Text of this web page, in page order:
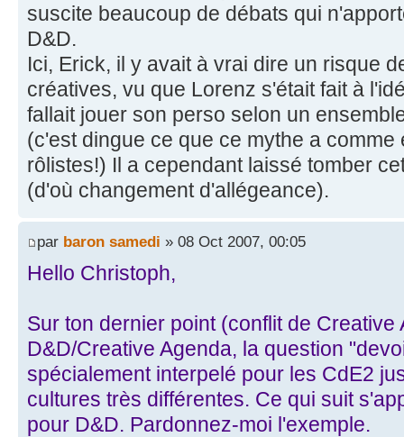
suscite beaucoup de débats qui
D&D.
Ici, Erick, il y avait à vrai dire un risque
créatives, vu que Lorenz s'était fait à
fallait jouer son perso selon un
(c'est dingue ce que ce mythe a
rôlistes!) Il a cependant laissé tomber
(d'où changement d'allégeance).
par baron samedi » 08 Oct 2007, 00:05
Hello Christoph,
Sur ton dernier point (conflit de
D&D/Creative Agenda, la question
spécialement interpelé pour les CdE2
cultures très différentes. Ce qui suit
pour D&D. Pardonnez-moi l'exemple.